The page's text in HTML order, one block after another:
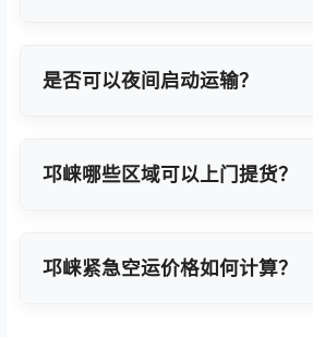
忧。
是否可以夜间启动运输？
邛崃哪些区域可以上门提货？
邛崃紧急空运价格如何计算？